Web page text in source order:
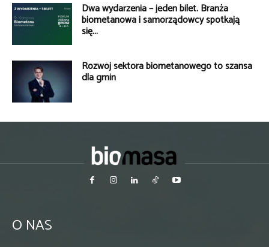
Dwa wydarzenia – jeden bilet. Branża
biometanowa i samorządowcy spotkają
się...
Rozwój sektora biometanowego to szansa
dla gmin
O NAS